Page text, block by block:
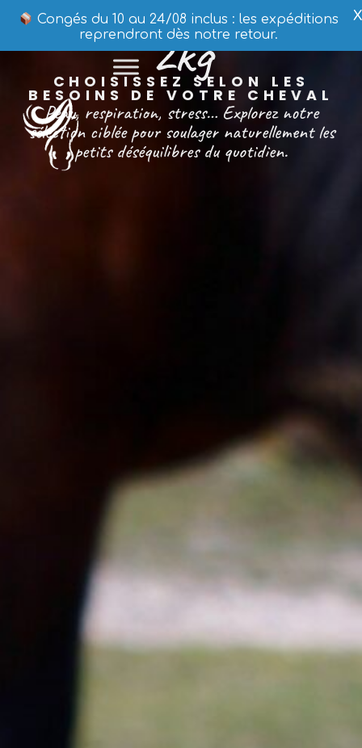
2kg
CHOISISSEZ SELON LES
BESOINS DE VOTRE CHEVAL
Peau, respiration, stress… Explorez notre
sélection ciblée pour soulager naturellement les
petits déséquilibres du quotidien.
Congés du 10 au 24/08 inclus : les expéditions
reprendront dès notre retour.
X